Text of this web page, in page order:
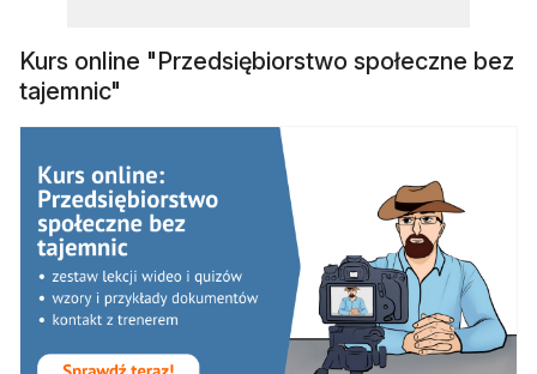
Kurs online "Przedsiębiorstwo społeczne bez
tajemnic"